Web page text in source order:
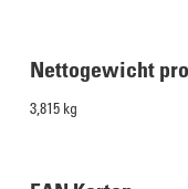
Nettogewicht
3,815 kg